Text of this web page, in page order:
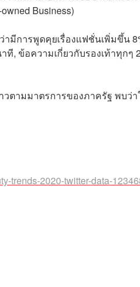
Business)
มีการพูดคุยเรื่องแฟชั่นเพิ่มขึ้น
, ข้อความเกี่ยวกับรองเท้าทุกๆ
ตามมาตรการของภาครัฐ พบว่า
trends-2020-twitter-data-